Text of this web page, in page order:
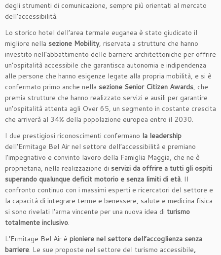
degli strumenti di comunicazione, sempre più orientati al mercato
dell’accessibilità.
Lo storico hotel dell’area termale euganea è stato giudicato il
migliore nella sezione Mobility, riservata a strutture che hanno
investito nell’abbattimento delle barriere architettoniche per offrire
un’ospitalità accessibile che garantisca autonomia e indipendenza
alle persone che hanno esigenze legate alla propria mobilità, e si è
confermato primo anche nella sezione Senior Citizen Awards, che
premia strutture che hanno realizzato servizi e ausili per garantire
un’ospitalità attenta agli Over 65, un segmento in costante crescita
che arriverà al 34% della popolazione europea entro il 2030.
I due prestigiosi riconoscimenti confermano la leadership
dell’Ermitage Bel Air nel settore dell’accessibilità e premiano
l’impegnativo e convinto lavoro della Famiglia Maggia, che ne è
proprietaria, nella realizzazione di servizi da offrire a tutti gli ospiti
superando qualunque deficit motorio e senza limiti di età. Il
confronto continuo con i massimi esperti e ricercatori del settore e
la capacità di integrare terme e benessere, salute e medicina fisica
si sono rivelati l’arma vincente per una nuova idea di turismo
totalmente inclusivo.
L’Ermitage Bel Air è pioniere nel settore dell’accoglienza senza
barriere. Le sue proposte nel settore del turismo accessibile,